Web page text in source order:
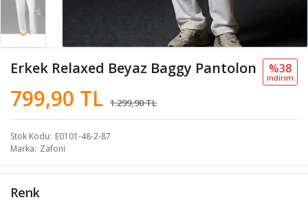
Erkek Relaxed Beyaz Baggy Pantolon
799,90 TL 1.299,90 TL
%38
i̇ndi̇ri̇m
Stok Kodu E0101-48-2-87
Marka Zafoni
Renk